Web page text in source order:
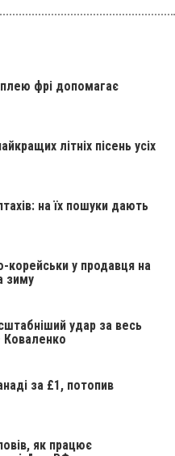
фрі допомагає
літніх пісень усіх
на їх пошуки дають
корейськи у продавця на
зиму
удар за весь
Коваленко
за £1, потопив
як працює